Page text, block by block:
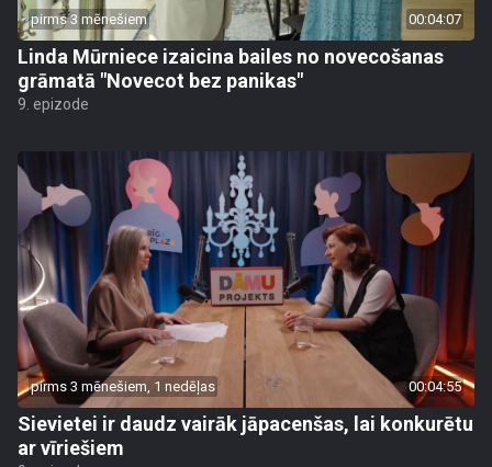
pirms 3 mēnešiem 00:04:07
Linda Mūrniece izaicina bailes no novecošanas
grāmatā "Novecot bez panikas"
9. epizode
pirms 3 mēnešiem, 1 nedēļas 00:04:55
Sievietei ir daudz vairāk jāpacenšas, lai konkurētu
ar vīriešiem